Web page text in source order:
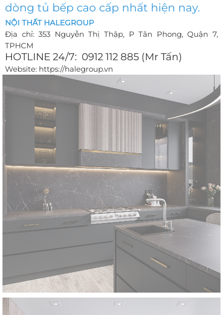
dòng tủ bếp cao cấp nhất hiện nay.
NỘI THẤT HALEGROUP
Địa chỉ: 353 Nguyễn Thị Thập, P Tân Phong, Quận 7,
TPHCM
HOTLINE 24/7: 0912 112 885 (Mr Tấn)
Website: https://halegroup.vn